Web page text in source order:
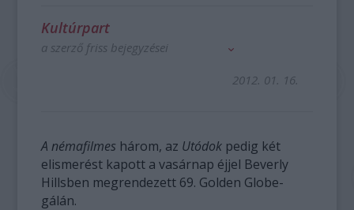
Kultúrpart
a szerző friss bejegyzései
2012. 01. 16.
A némafilmes három, az Utódok pedig két
elismerést kapott a vasárnap éjjel Beverly
Hillsben megrendezett 69. Golden Globe-
gálán.